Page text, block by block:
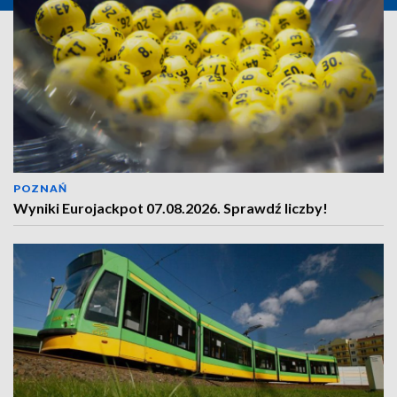
POZNAŃ
Wyniki Eurojackpot 07.08.2026. Sprawdź liczby!